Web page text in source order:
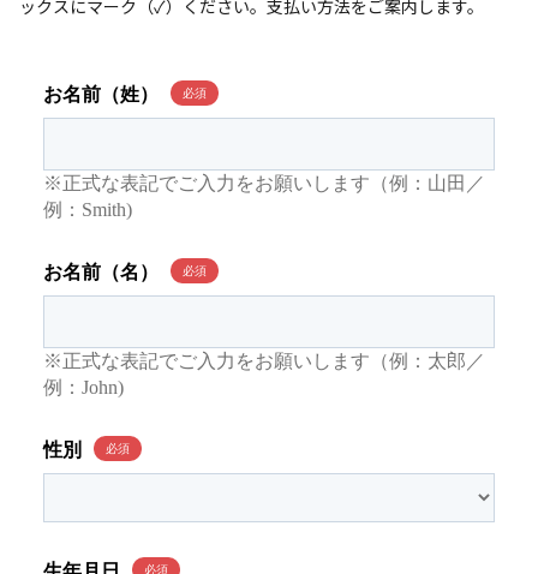
ックスにマーク（✓）ください。支払い方法をご案内します。